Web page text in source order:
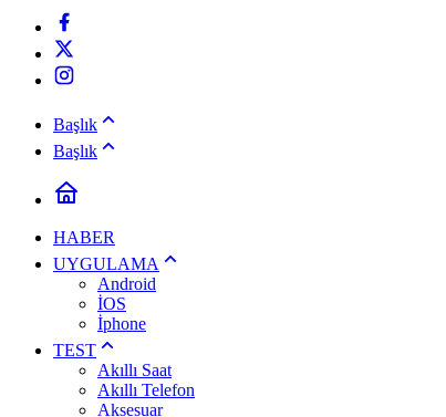
Başlık
Başlık
HABER
UYGULAMA
Android
İOS
İphone
TEST
Akıllı Saat
Akıllı Telefon
Aksesuar